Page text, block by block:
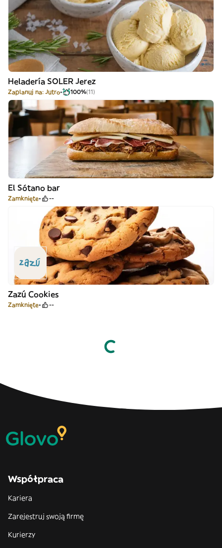
Heladería SOLER Jerez
Zaplanuj na: Jutro 100%(11)
El Sótano bar
Zamknięte --
Zazú Cookies
Zamknięte --
Współpraca
Kariera
Zarejestruj swoją firmę
Kurierzy